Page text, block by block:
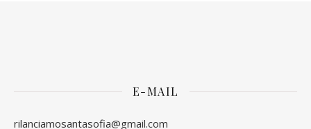
E-MAIL
rilanciamosantasofia@gmail.com